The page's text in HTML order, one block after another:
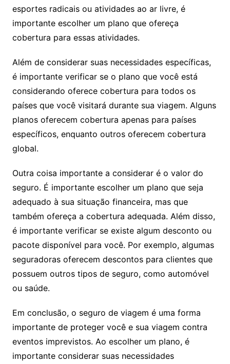
esportes radicais ou atividades ao ar livre, é
importante escolher um plano que ofereça
cobertura para essas atividades.
Além de considerar suas necessidades específicas,
é importante verificar se o plano que você está
considerando oferece cobertura para todos os
países que você visitará durante sua viagem. Alguns
planos oferecem cobertura apenas para países
específicos, enquanto outros oferecem cobertura
global.
Outra coisa importante a considerar é o valor do
seguro. É importante escolher um plano que seja
adequado à sua situação financeira, mas que
também ofereça a cobertura adequada. Além disso,
é importante verificar se existe algum desconto ou
pacote disponível para você. Por exemplo, algumas
seguradoras oferecem descontos para clientes que
possuem outros tipos de seguro, como automóvel
ou saúde.
Em conclusão, o seguro de viagem é uma forma
importante de proteger você e sua viagem contra
eventos imprevistos. Ao escolher um plano, é
importante considerar suas necessidades